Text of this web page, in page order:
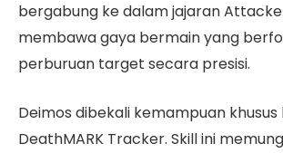
bergabung ke dalam jajaran
membawa gaya bermain yang
perburuan target secara presisi.
Deimos dibekali kemampuan
DeathMARK Tracker. Skill ini